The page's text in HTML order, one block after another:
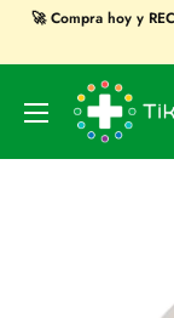
contenido
🚀 Compra hoy y
Tikafarma